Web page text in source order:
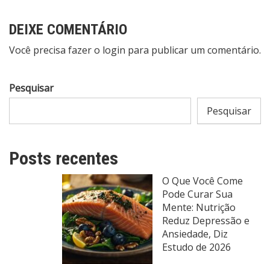
DEIXE COMENTÁRIO
Você precisa fazer o login para publicar um comentário.
Pesquisar
Pesquisar
Posts recentes
O Que Você Come
Pode Curar Sua
Mente: Nutrição
Reduz Depressão e
Ansiedade, Diz
Estudo de 2026